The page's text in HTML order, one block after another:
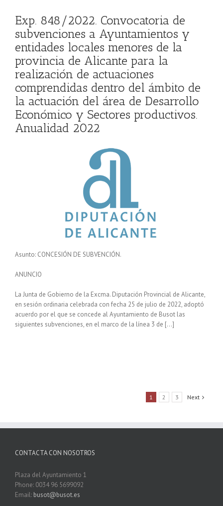
Exp. 848/2022. Convocatoria de
subvenciones a Ayuntamientos y
entidades locales menores de la
provincia de Alicante para la
realización de actuaciones
comprendidas dentro del ámbito de
la actuación del área de Desarrollo
Económico y Sectores productivos.
Anualidad 2022
Asunto: CONCESIÓN DE SUBVENCIÓN.
ANUNCIO
La Junta de Gobierno de la Excma. Diputación Provincial de Alicante,
en sesión ordinaria celebrada con fecha 25 de julio de 2022, adoptó
acuerdo por el que se concede al Ayuntamiento de Busot las
siguientes subvenciones, en el marco de la línea 3 de […]
1 2 3 Next
CONTACTA CON NOSOTROS
Plaza del Ayuntamiento 1
Phone: 0034 96 5699092
Email: busot@busot.es